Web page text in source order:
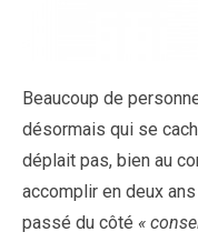
Beaucoup de
désormais qui se
déplait pas, bien au
accomplir en deux
passé du côté «